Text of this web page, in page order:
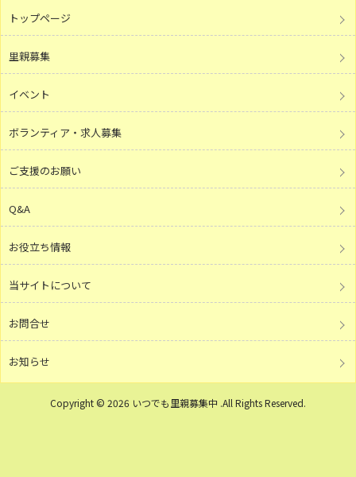
トップページ
里親募集
イベント
ボランティア・求人募集
ご支援のお願い
Q&A
お役立ち情報
当サイトについて
お問合せ
お知らせ
Copyright © 2026 いつでも里親募集中 .All Rights Reserved.